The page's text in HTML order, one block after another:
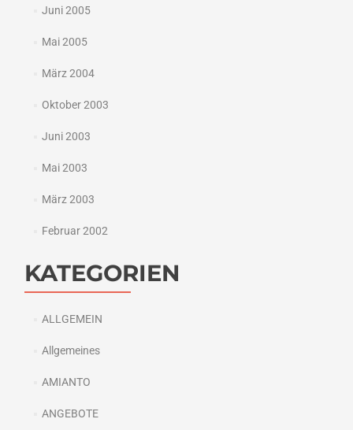
Juni 2005
Mai 2005
März 2004
Oktober 2003
Juni 2003
Mai 2003
März 2003
Februar 2002
KATEGORIEN
ALLGEMEIN
Allgemeines
AMIANTO
ANGEBOTE